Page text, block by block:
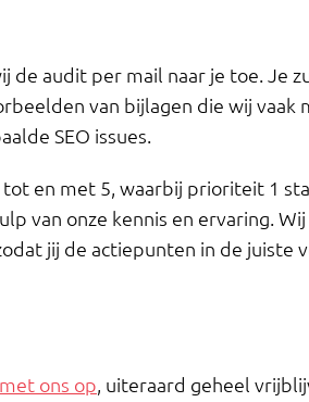
audit per mail naar je toe. Je
van bijlagen die wij vaak
SEO issues.
en met 5, waarbij prioriteit 1
van onze kennis en ervaring.
jij de actiepunten in de juiste
ons op , uiteraard geheel